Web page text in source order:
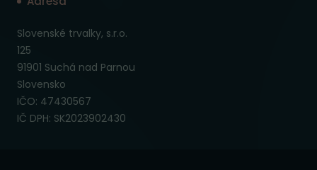
Slovenské trvalky, s.r.o.
125
91901 Suchá nad Parnou
Slovensko
IČO: 47430567
IČ DPH: SK2023902430